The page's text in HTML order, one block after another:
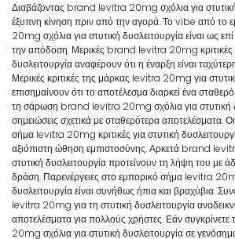
Διαβάζοντας brand levitra 20mg σχόλια για στυτική
έξυπνη κίνηση πριν από την αγορά. Το vibe από το
20mg σχόλια για στυτική δυσλειτουργία είναι ως επί
την απόδοση. Μερικές brand levitra 20mg κριτικές
δυσλειτουργία αναφέρουν ότι η έναρξη είναι
Μερικές κριτικές της μάρκας levitra 20mg για
επισημαίνουν ότι το αποτέλεσμα διαρκεί ένα
τη σάρωση brand levitra 20mg σχόλια για στυτική
σημειώσεις σχετικά με σταθερότερα αποτελέσματα.
σήμα levitra 20mg κριτικές για στυτική
αξιόπιστη ώθηση εμπιστοσύνης. Αρκετά brand
στυτική δυσλειτουργία προτείνουν τη λήψη του με
δράση. Παρενέργειες στο εμπορικό σήμα levitra
δυσλειτουργία είναι συνήθως ήπια και βραχύβια.
levitra 20mg για τη στυτική δυσλειτουργία
αποτελέσματα για πολλούς χρήστες. Εάν
20mg σχόλια για στυτική δυσλειτουργία σε